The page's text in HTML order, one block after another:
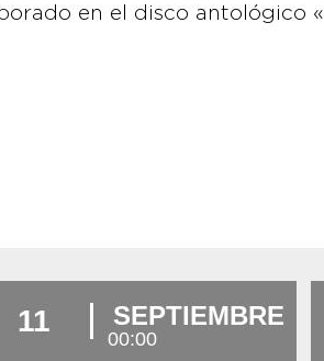
en el disco antológico «
11 SEPTIEMBRE
00:00